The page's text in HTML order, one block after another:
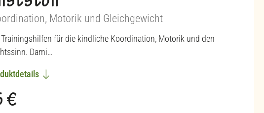
Motorik und Gleichgewicht
für die kindliche Koordination, Motorik und den
Dami…
€